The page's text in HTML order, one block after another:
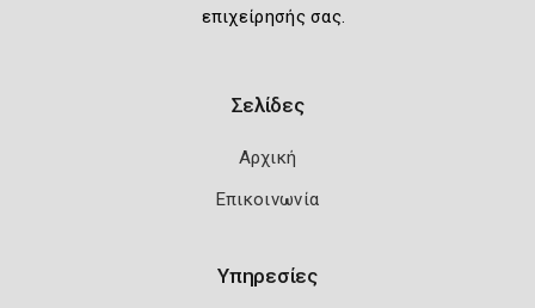
επιχείρησής σας.
Σελίδες
Αρχική
Επικοινωνία
Υπηρεσίες